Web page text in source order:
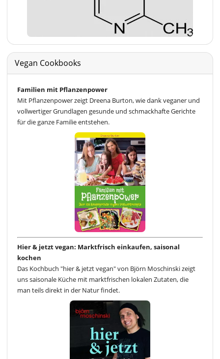
Vegan Cookbooks
Familien mit Pflanzenpower
Mit Pflanzenpower zeigt Dreena Burton, wie dank veganer und
vollwertiger Grundlagen gesunde und schmackhafte Gerichte
für die ganze Familie entstehen.
Hier & jetzt vegan: Marktfrisch einkaufen, saisonal
kochen
Das Kochbuch "hier & jetzt vegan" von Björn Moschinski zeigt
uns saisonale Küche mit marktfrischen lokalen Zutaten, die
man teils direkt in der Natur findet.